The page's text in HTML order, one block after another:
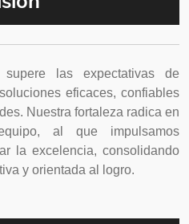
las expectativas de
eficaces, confiables
Nuestra fortaleza radica en
al que impulsamos
la excelencia, consolidando
y orientada al logro.